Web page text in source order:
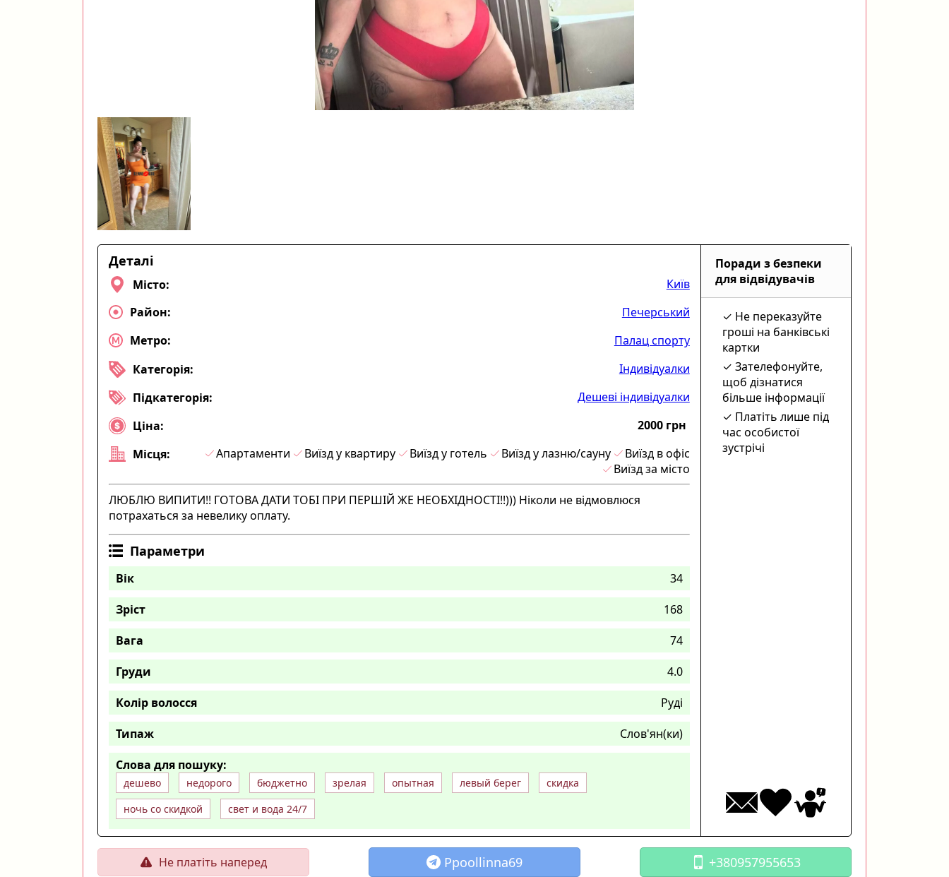
Деталі
Місто:
Київ
Район:
Печерський
Метро:
Палац спорту
Категорія:
Індивідуалки
Підкатегорія:
Дешеві індивідуалки
Ціна:
2000 грн
Місця:
Апартаменти Виїзд у квартиру Виїзд у готель Виїзд у лазню/сауну
Виїзд в офіс
Виїзд за місто
ЛЮБЛЮ ВИПИТИ!! ГОТОВА ДАТИ ТОБІ ПРИ ПЕРШІЙ ЖЕ НЕОБХІДНОСТІ!!))) Ніколи не відмовлюся
потрахаться за невелику оплату.
Параметри
Вік
34
Зріст
168
Вага
74
Груди
4.0
Колір волосся
Руді
Типаж
Слов'ян(ки)
Слова для пошуку:
дешево недорого бюджетно зрелая опытная левый берег
скидка
ночь со скидкой
свет и вода 24/7
Поради з безпеки
для відвідувачів
Не переказуйте
гроші на банківські
картки
Зателефонуйте,
щоб дізнатися
більше інформації
Платіть лише під
час особистої
зустрічі
Не платіть наперед Ppoollinna69 +380957955653